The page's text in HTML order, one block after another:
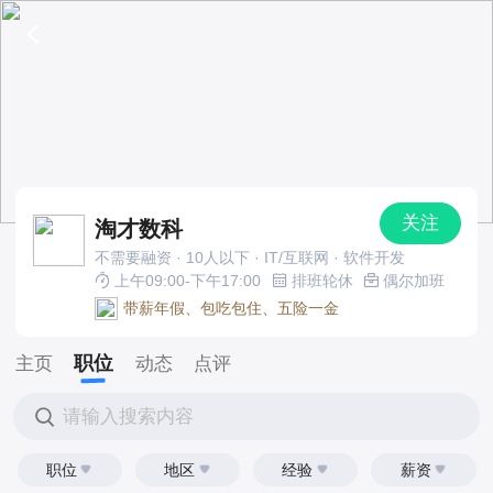
淘才数科 关注
不需要融资 · 10人以下 · IT/互联网 · 软件开发
上午09:00-下午17:00
排班轮休
偶尔加班
带薪年假、包吃包住、五险一金
主页 职位 动态 点评
请输入搜索内容
职位 地区 经验 薪资